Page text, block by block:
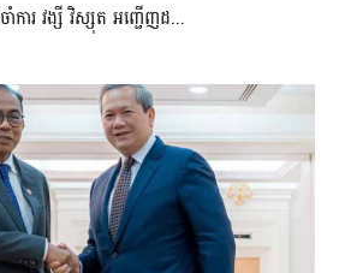
ាំការ វង្សី វិស្សុត អញ្ជើញដ...